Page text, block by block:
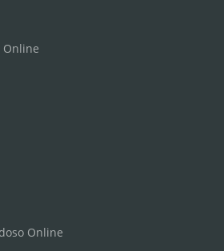
Online
Online